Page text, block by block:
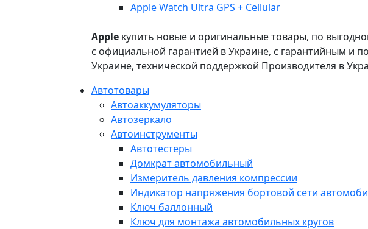
Apple Watch Ultra GPS + Cellular
Apple купить новые и оригинальные товары, по
с официальной гарантией в Украине, с гарантийным и
Украине, технической поддержкой Производителя в
Автотовары
Автоаккумуляторы
Автозеркало
Автоинструменты
Автотестеры
Домкрат автомобильный
Измеритель давления компрессии
Индикатор напряжения бортовой сети
Ключ баллонный
Ключ для монтажа автомобильных кругов